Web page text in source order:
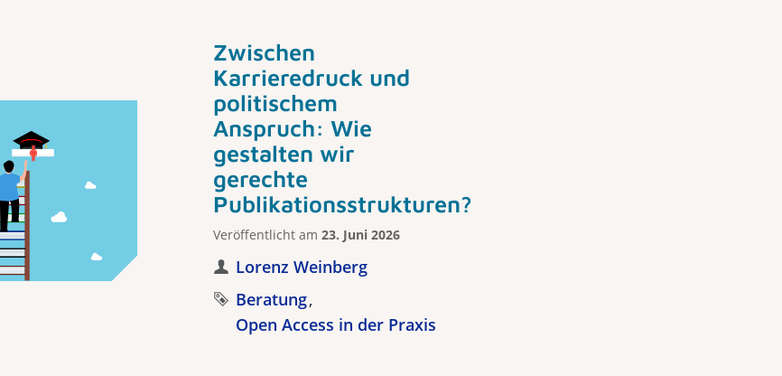
Zwischen
Karrieredruck und
politischem
Anspruch: Wie
gestalten wir
gerechte
Publikationsstrukturen?
Veröffentlicht am 23. Juni 2026
Lorenz Weinberg
Beratung
Open Access in der Praxis